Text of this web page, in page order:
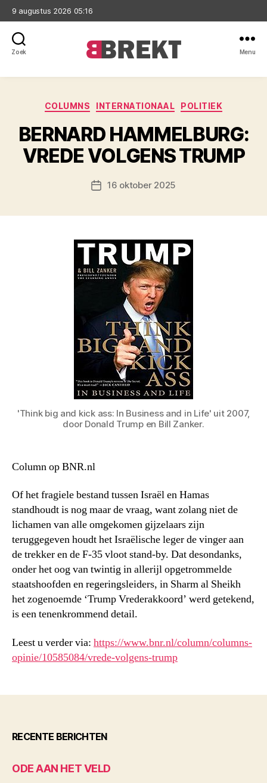
9 augustus 2026 05:16
Zoek Menu
Categorieën
COLUMNS INTERNATIONAAL POLITIEK
BERNARD HAMMELBURG:
VREDE VOLGENS TRUMP
Berichtdatum
16 oktober 2025
'Think big and kick ass: In Business and in Life' uit 2007,
door Donald Trump en Bill Zanker.
Column op BNR.nl
Of het fragiele bestand tussen Israël en Hamas
standhoudt is nog maar de vraag, want zolang niet de
lichamen van alle omgekomen gijzelaars zijn
teruggegeven houdt het Israëlische leger de vinger aan
de trekker en de F-35 vloot stand-by. Dat desondanks,
onder het oog van twintig in allerijl opgetrommelde
staatshoofden en regeringsleiders, in Sharm al Sheikh
het zogenoemde ‘Trump Vrederakkoord’ werd getekend,
is een tenenkrommend detail.
Leest u verder via: https://www.bnr.nl/column/columns-
opinie/10585084/vrede-volgens-trump
RECENTE BERICHTEN
ODE AAN HET VELD